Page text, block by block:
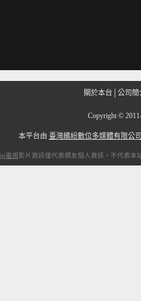
關於本台 公司簡
Copyright ©
本平台由 臺灣繽紛數位多媒體有限公
ip電視影片資訊僅代表網友個人資訊，不代表本